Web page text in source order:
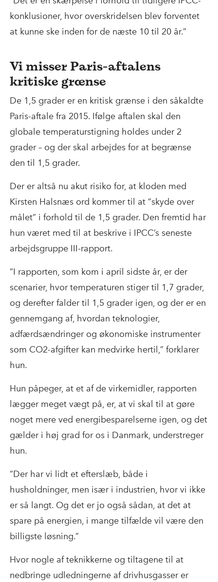
konklusioner, hvor overskridelsen blev forventet
at kunne ske inden for de næste 10 til 20 år.”
Vi misser Paris-aftalens
kritiske grænse
De 1,5 grader er en kritisk grænse i den såkaldte
Paris-aftale fra 2015. Ifølge aftalen skal den
globale temperaturstigning holdes under 2
grader – og der skal arbejdes for at begrænse
den til 1,5 grader.
Der er altså nu akut risiko for, at kloden med
Kirsten Halsnæs ord kommer til at ”skyde over
målet” i forhold til de 1,5 grader. Den fremtid har
hun været med til at beskrive i IPCC’s seneste
arbejdsgruppe III-rapport.
”I rapporten, som kom i april sidste år, er der
scenarier, hvor temperaturen stiger til 1,7 grader,
og derefter falder til 1,5 grader igen, og der er en
gennemgang af, hvordan teknologier,
adfærdsændringer og økonomiske instrumenter
som CO2-afgifter kan medvirke hertil,” forklarer
hun.
Hun påpeger, at et af de virkemidler, rapporten
lægger meget vægt på, er, at vi skal til at gøre
noget mere ved energibesparelserne igen, og det
gælder i høj grad for os i Danmark, understreger
hun.
”Der har vi lidt et efterslæb, både i
husholdninger, men især i industrien, hvor vi ikke
er så langt. Og det er jo også sådan, at det at
spare på energien, i mange tilfælde vil være den
billigste løsning.”
Hvor nogle af teknikkerne og tiltagene til at
nedbringe udledningerne af drivhusgasser er